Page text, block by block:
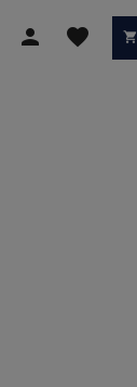
person favorite shopping_cart